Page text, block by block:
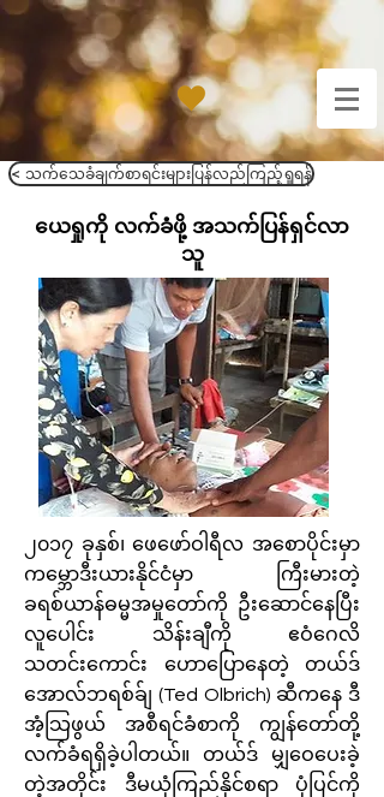
< သက်သေခံချက်စာရင်းများပြန်လည်ကြည့်ရှုရန်
ယေရှုကို လက်ခံဖို့ အသက်ပြန်ရှင်လာ
သူ
၂၀၁၇ ခုနှစ်၊ ဖေဖော်ဝါရီလ အစောပိုင်းမှာ
ကမ္ဘောဒီးယားနိုင်ငံမှာ ကြီးမားတဲ့
ခရစ်ယာန်ဓမ္မအမှုတော်ကို ဦးဆောင်နေပြီး
လူပေါင်း သိန်းချီကို ဧဝံဂေလိ
သတင်းကောင်း ဟောပြောနေတဲ့ တယ်ဒ်
အောလ်ဘရစ်ခ်ျ (Ted Olbrich) ဆီကနေ ဒီ
အံ့သြဖွယ် အစီရင်ခံစာကို ကျွန်တော်တို့
လက်ခံရရှိခဲ့ပါတယ်။ တယ်ဒ် မျှဝေပေးခဲ့
တဲ့အတိုင်း ဒီမယုံကြည်နိုင်စရာ ပုံပြင်ကို